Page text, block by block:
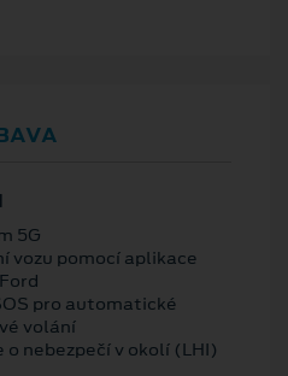
5G
vozu pomocí aplikace
pro automatické
volání
nebezpečí v okolí (LHI)